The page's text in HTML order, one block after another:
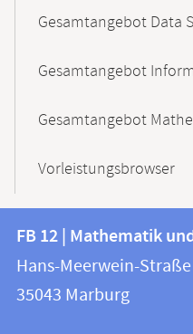
Gesamtangebot Data
Gesamtangebot
Gesamtangebot
Vorleistungsbrowser
Kontakt
und
Informationen
FB
12
|
FB 12 | Mathematik
Hans-Meerwein-
35043 Marburg